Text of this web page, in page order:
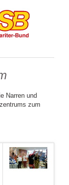
Narren und
zum